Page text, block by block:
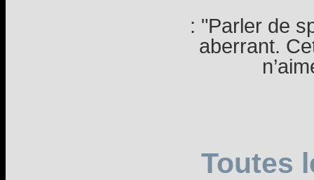
: "Parler de
aberrant.
Toutes